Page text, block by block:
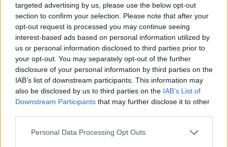
targeted advertising by us, please use the below opt-out
section to confirm your selection. Please note that after your
opt-out request is processed you may continue seeing
interest-based ads based on personal information utilized by
us or personal information disclosed to third parties prior to
your opt-out. You may separately opt-out of the further
disclosure of your personal information by third parties on the
IAB’s list of downstream participants. This information may
also be disclosed by us to third parties on the IAB’s List of
Downstream Participants that may further disclose it to other
Personal Data Processing Opt Outs
Πριν 7 ημέρες
Τρίτος στη σφαιροβολία στη διεθνή συνάντηση
Ελλάδας–Κύπρου Κ18 ο Δημήτρης Τέλλιος